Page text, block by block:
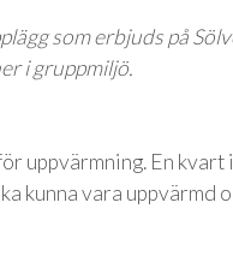
som erbjuds på
i gruppmiljö.
uppvärmning. En
kunna vara uppvärmd